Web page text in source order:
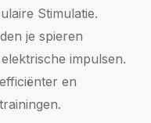
Stimulatie.
je spieren
impulsen.
en